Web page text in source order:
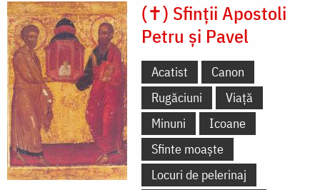
(✝) Sfinții Apostoli
Petru și Pavel
Acatist
Canon
Rugăciuni
Viață
Minuni
Icoane
Sfinte moaște
Locuri de pelerinaj